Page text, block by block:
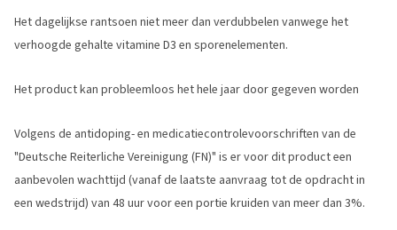
Het dagelijkse rantsoen niet meer dan verdubbelen vanwege het
verhoogde gehalte vitamine D3 en sporenelementen.
Het product kan probleemloos het hele jaar door gegeven worden
Volgens de antidoping- en medicatiecontrolevoorschriften van de
"Deutsche Reiterliche Vereinigung (FN)" is er voor dit product een
aanbevolen wachttijd (vanaf de laatste aanvraag tot de opdracht in
een wedstrijd) van 48 uur voor een portie kruiden van meer dan 3%.